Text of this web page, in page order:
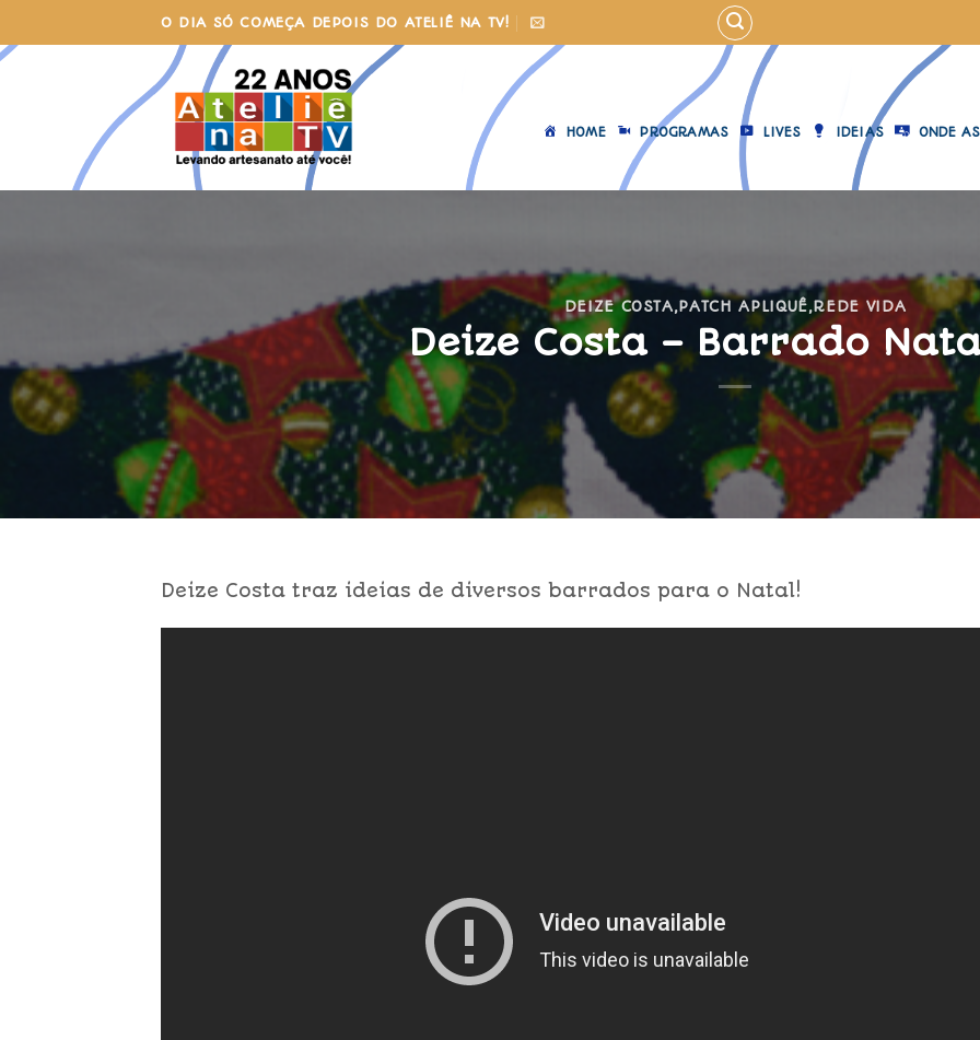
to
content
O DIA SÓ COMEÇA DEPOIS DO ATELIÊ NA TV!
HOME PROGRAMAS LIVES IDEIAS ONDE
DEIZE COSTA,PATCH APLIQUÊ,REDE VIDA
Deize Costa – Barrado
Deize Costa traz ideias de diversos barrados para o Natal!